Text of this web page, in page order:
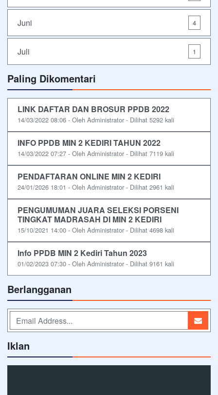
Juni 4
Juli 1
Paling Dikomentari
LINK DAFTAR DAN BROSUR PPDB 2022
14/03/2022 08:06 - Oleh Administrator - Dilihat 5292 kali
INFO PPDB MIN 2 KEDIRI TAHUN 2022
14/03/2022 07:27 - Oleh Administrator - Dilihat 7119 kali
PENDAFTARAN ONLINE MIN 2 KEDIRI
24/01/2026 18:01 - Oleh Administrator - Dilihat 2961 kali
PENGUMUMAN JUARA SELEKSI PORSENI
TINGKAT MADRASAH DI MIN 2 KEDIRI
15/10/2021 14:00 - Oleh Administrator - Dilihat 4698 kali
Info PPDB MIN 2 Kediri Tahun 2023
01/02/2023 07:30 - Oleh Administrator - Dilihat 9161 kali
Berlangganan
Iklan